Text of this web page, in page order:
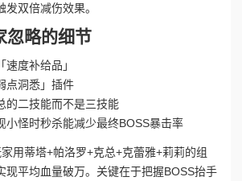
双倍减伤效果。
忽略的细节
度补给品」
点洞悉」插件
的二技能而不是三技能
小怪时秒杀能减少最终BOSS暴击率
用蒂塔+帕洛罗+克总+克蕾雅+莉莉的组
现平均血量破万。关键在于把握BOSS抬手